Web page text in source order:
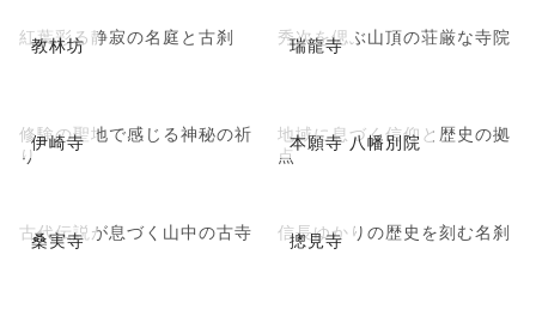
教林坊
紅葉彩る静寂の名庭と古刹 瑞龍寺
秀次を偲ぶ山頂の荘厳な寺院
伊崎寺
修験の聖地で感じる神秘の祈
り
本願寺 八幡別院
地域に息づく信仰と歴史の拠
点
桑実寺
古代伝説が息づく山中の古寺 摠見寺
信長ゆかりの歴史を刻む名刹